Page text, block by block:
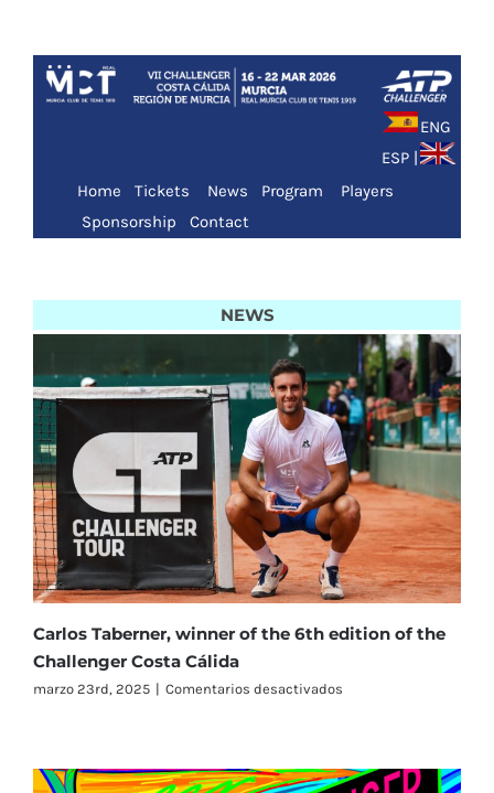
contenido
ESP |
ENG
Home Tickets News Program
Players
Sponsorship
Contact
NEWS
Carlos Taberner, winner of the 6th edition of the
Challenger Costa Cálida
marzo 23rd, 2025 | Comentarios desactivados
of